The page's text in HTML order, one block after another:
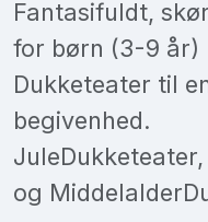
Fantasifuldt,
for børn (3-9 år)
Dukketeater til
begivenhed.
og